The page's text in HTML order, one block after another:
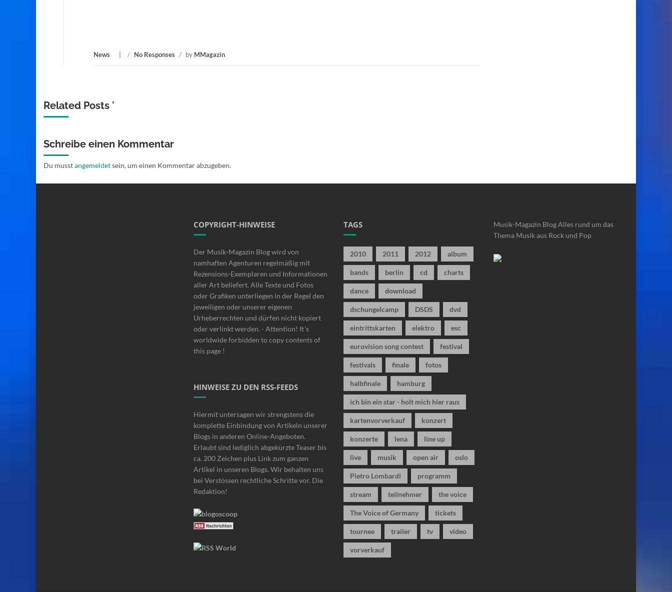
News / No Responses / by MMagazin
Related Posts '
Schreibe einen Kommentar
Du musstangemeldetsein, um einen Kommentar abzugeben.
COPYRIGHT-HINWEISE
Der Musik-Magazin Blog wird von
namhaften Agenturen regelmäßig mit
Rezensions-Exemplaren und Informationen
aller Art beliefert. Alle Texte und Fotos
oder Grafiken unterliegen in der Regel den
jeweiligen oder unserer eigenen
Urheberrechten und dürfen nicht kopiert
oder verlinkt werden. - Attention! It´s
worldwide forbidden to copy contents of
this page !
HINWEISE ZU DEN RSS-FEEDS
Hiermit untersagen wir strengstens die
komplette Einbindung von Artikeln unserer
Blogs in anderen Online-Angeboten.
Erlaubt sind lediglich abgekürzte Teaser bis
ca. 200 Zeichen plus Link zum ganzen
Artikel in unseren Blogs. Wir behalten uns
bei Verstössen rechtliche Schritte vor. Die
Redaktion!
TAGS
2010 2011 2012 album
bands berlin cd charts
dance download
dschungelcamp DSDS dvd
eintrittskarten elektro esc
eurovision song contest festival
festivals finale fotos
halbfinale hamburg
ich bin ein star - holt mich hier raus
kartenvorverkauf konzert
konzerte lena line up
live musik open air oslo
Pietro Lombardi programm
stream teilnehmer the voice
The Voice of Germany tickets
tournee trailer tv video
vorverkauf
Musik-Magazin BlogAlles rund um das
Thema Musik aus Rock und Pop